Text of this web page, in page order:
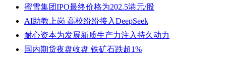
蜜雪集团IPO最终价格为202.5港元/股
AI助教上岗 高校纷纷接入DeepSeek
耐心资本为发展新质生产力注入持久动力
国内期货夜盘收盘 铁矿石跌超1%